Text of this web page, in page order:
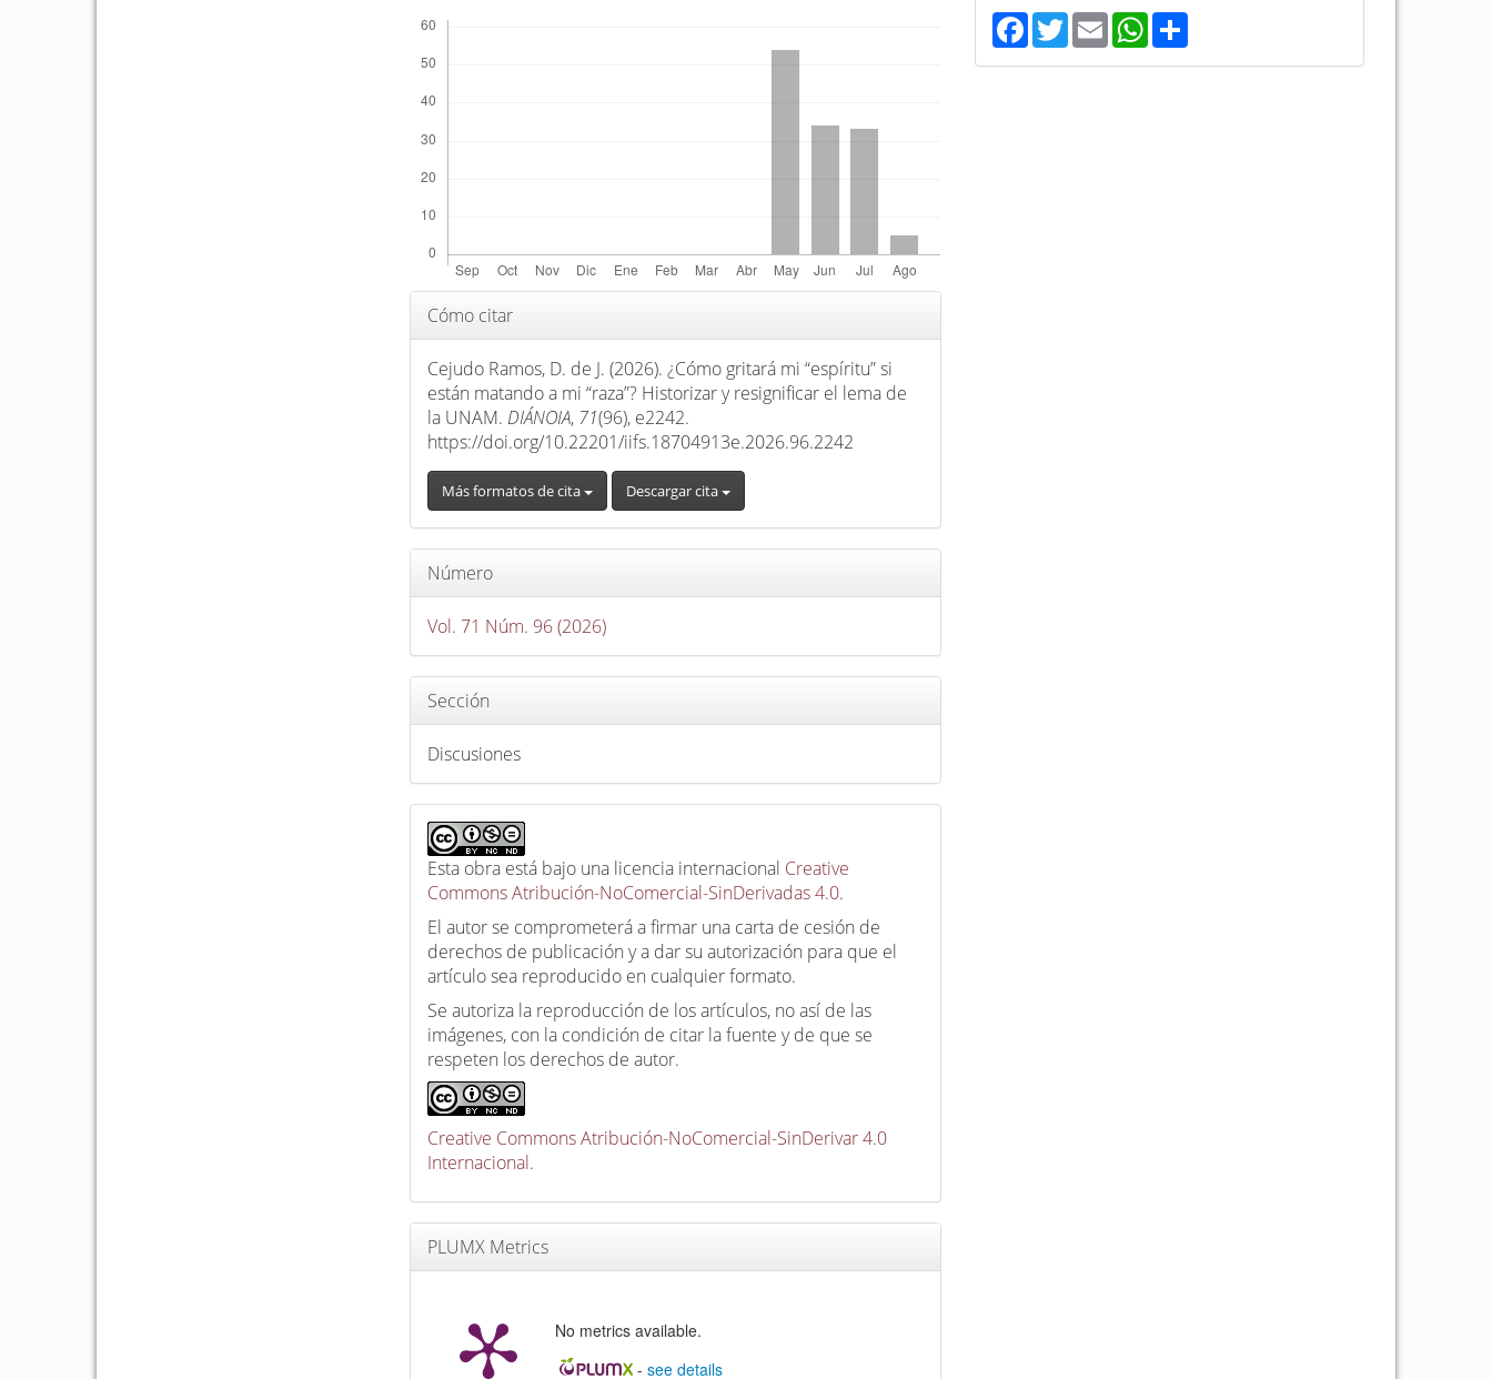
a
c
u
Detalles
del
artículo
Cómo citar
Cejudo Ramos, D. de J. (2026). ¿Cómo gritará mi “espíritu” si
están matando a mi “raza”? Historizar y resignificar el lema de
la UNAM. DIÁNOIA, 71(96), e2242.
https://doi.org/10.22201/iifs.18704913e.2026.96.2242
Más formatos de cita Descargar cita
Número
Vol. 71 Núm. 96 (2026)
Sección
Discusiones
Esta obra está bajo una licencia internacional Creative
Commons Atribución-NoComercial-SinDerivadas 4.0.
El autor se comprometerá a firmar una carta de cesión de
derechos de publicación y a dar su autorización para que el
artículo sea reproducido en cualquier formato.
Se autoriza la reproducción de los artículos, no así de las
imágenes, con la condición de citar la fuente y de que se
respeten los derechos de autor.
Creative Commons Atribución-NoComercial-SinDerivar 4.0
Internacional.
PLUMX Metrics
No metrics available.
- see details
Facebook
TwitterEmailWhatsApp